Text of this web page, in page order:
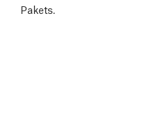
Pakets.